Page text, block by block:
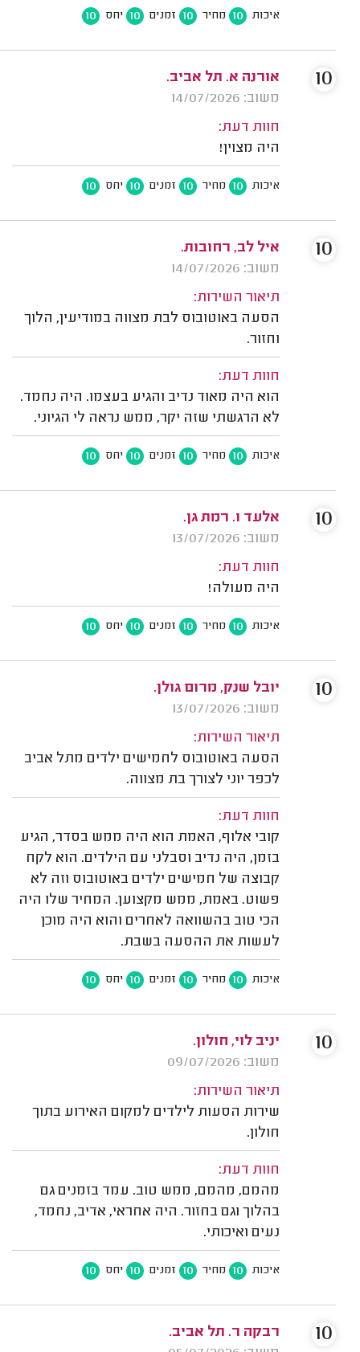
איכות 10 מחיר 10 זמנים 10 יחס 10
אורנה א. תל אביב.
משוב: 14/07/2026
חוות דעת:
היה מצוין!
איכות 10 מחיר 10 זמנים 10 יחס 10
10
איל לב, רחובות.
משוב: 14/07/2026
תיאור השירות:
הסעה באוטובוס לבת מצווה במודיעין, הלוך
וחזור.
חוות דעת:
הוא היה מאוד נדיב והגיע בעצמו. היה נחמד.
לא הרגשתי שזה יקר, ממש נראה לי הגיוני.
איכות 10 מחיר 10 זמנים 10 יחס 10
10
אלעד ו. רמת גן.
משוב: 13/07/2026
חוות דעת:
היה מעולה!
איכות 10 מחיר 10 זמנים 10 יחס 10
10
יובל שנק, מרום גולן.
משוב: 13/07/2026
תיאור השירות:
הסעה באוטובוס לחמישים ילדים מתל אביב
לכפר יוני לצורך בת מצווה.
חוות דעת:
קובי אלוף, האמת הוא היה ממש בסדר, הגיע
בזמן, היה נדיב וסבלני עם הילדים. הוא לקח
קבוצה של חמישים ילדים באוטובוס וזה לא
פשוט. באמת, ממש מקצוען. המחיר שלו היה
הכי טוב בהשוואה לאחרים והוא היה מוכן
לעשות את ההסעה בשבת.
איכות 10 מחיר 10 זמנים 10 יחס 10
10
יניב לוי, חולון.
משוב: 09/07/2026
תיאור השירות:
שירות הסעות לילדים למקום האירוע בתוך
חולון.
חוות דעת:
מהמם, מהמם, ממש טוב. עמד בזמנים גם
בהלוך וגם בחזור. היה אחראי, אדיב, נחמד,
נעים ואיכותי.
איכות 10 מחיר 10 זמנים 10 יחס 10
10
רבקה ר. תל אביב.
10